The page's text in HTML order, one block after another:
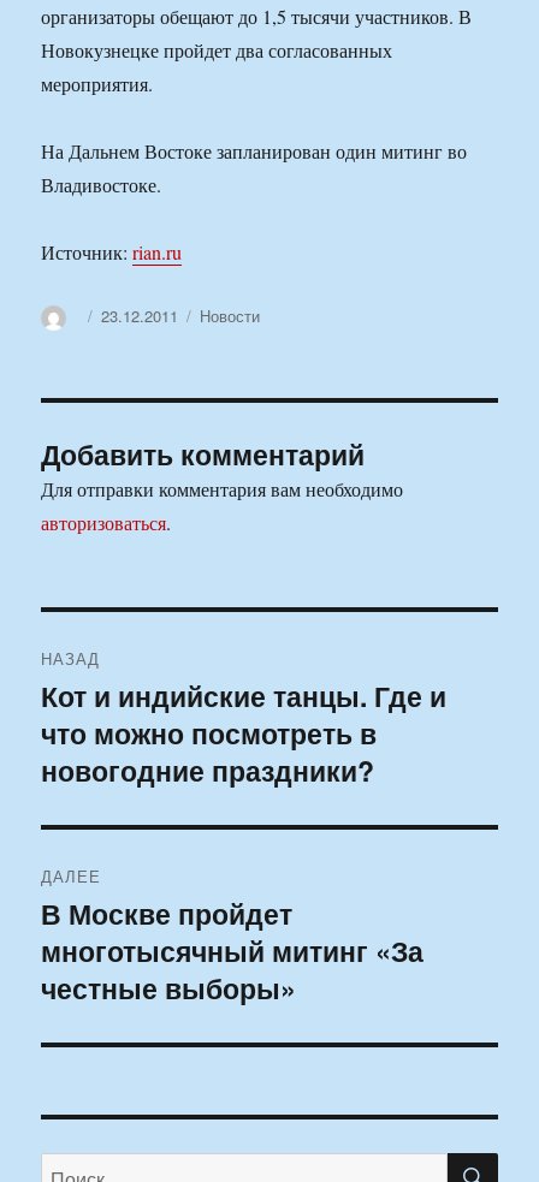
организаторы обещают до 1,5 тысячи участников. В
Новокузнецке пройдет два согласованных
мероприятия.
На Дальнем Востоке запланирован один митинг во
Владивостоке.
Источник:rian.ru
АвторОпубликовано
23.12.2011 Рубрики
Новости
Добавить комментарий
Для отправки комментария вам необходимо
авторизоваться.
по
записям
НАЗАД
Предыдущая
запись:
Кот и индийские танцы. Где и
что можно посмотреть в
новогодние праздники?
ДАЛЕЕ
Следующая
запись:
В Москве пройдет
многотысячный митинг «За
честные выборы»
Искать: